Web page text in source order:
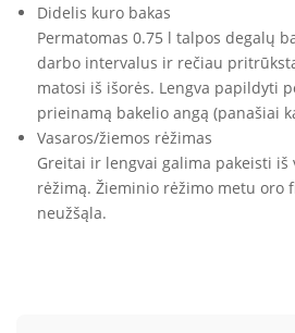
Didelis kuro bakas
Permatomas 0.75 l talpos degalų
darbo intervalus ir rečiau
matosi iš išorės. Lengva papildyti
prieinamą bakelio angą (panašiai
Vasaros/žiemos rėžimas
Greitai ir lengvai galima pakeisti
rėžimą. Žieminio rėžimo metu oro
neužšąla.